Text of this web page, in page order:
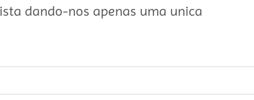
dando-nos apenas uma unica